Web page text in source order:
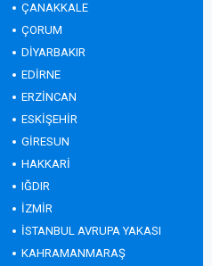
ÇANAKKALE
ÇORUM
DİYARBAKIR
EDİRNE
ERZİNCAN
ESKİŞEHİR
GİRESUN
HAKKARİ
IĞDIR
İZMİR
İSTANBUL AVRUPA YAKASI
KAHRAMANMARAŞ